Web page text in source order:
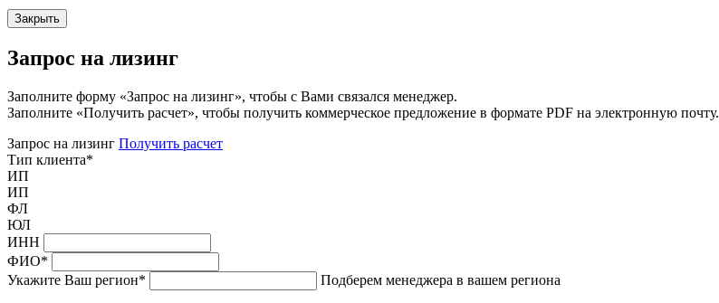
Закрыть
Запрос на лизинг
Заполните форму «Запрос на лизинг», чтобы с Вами связался менеджер.
Заполните «Получить расчет», чтобы получить коммерческое предложение в формате PDF на электронную почту.
Запрос на лизинг Получить расчет
Тип клиента*
ИП
ИП
ФЛ
ЮЛ
ИНН
ФИО*
Укажите Ваш регион* Подберем менеджера в вашем региона